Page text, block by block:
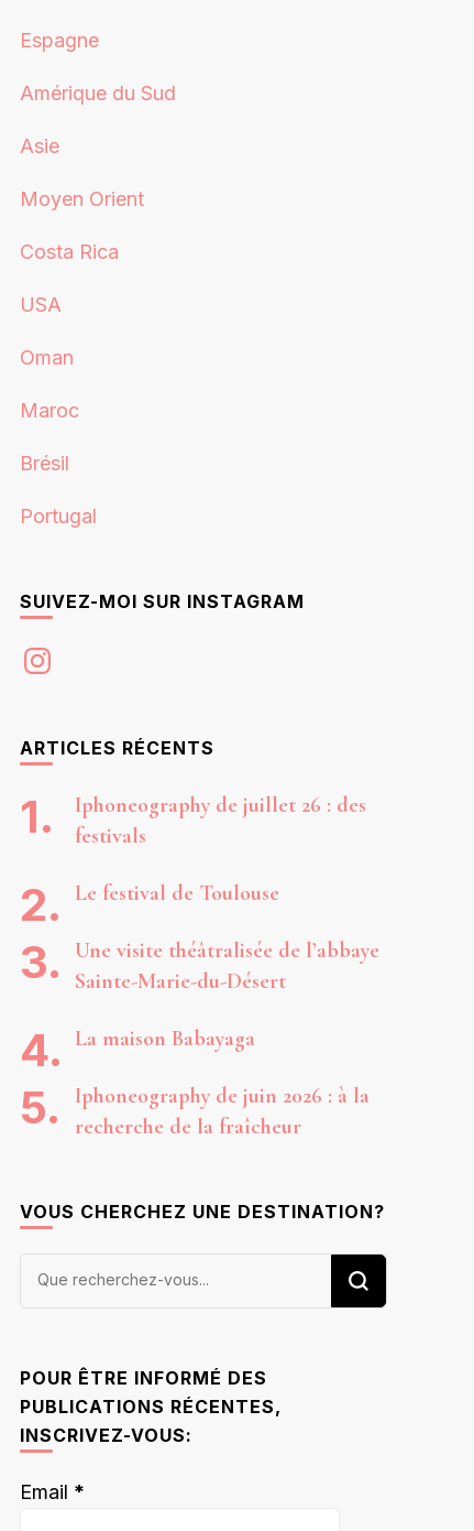
Espagne
Amérique du Sud
Asie
Moyen Orient
Costa Rica
USA
Oman
Maroc
Brésil
Portugal
SUIVEZ-MOI SUR INSTAGRAM
Instagram
ARTICLES RÉCENTS
Iphoneography de juillet 26 : des
festivals
Le festival de Toulouse
Une visite théâtralisée de l’abbaye
Sainte-Marie-du-Désert
La maison Babayaga
Iphoneography de juin 2026 : à la
recherche de la fraîcheur
VOUS CHERCHEZ UNE DESTINATION?
Vous
POUR ÊTRE INFORMÉ DES
PUBLICATIONS RÉCENTES,
INSCRIVEZ-VOUS:
Email *